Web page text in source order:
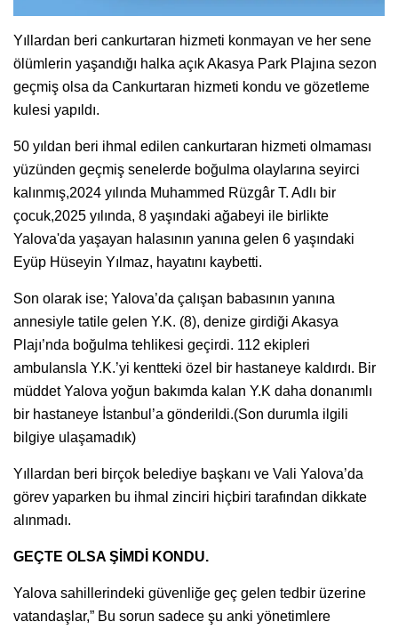
Yıllardan beri cankurtaran hizmeti konmayan ve her sene
ölümlerin yaşandığı halka açık Akasya Park Plajına sezon
geçmiş olsa da Cankurtaran hizmeti kondu ve gözetleme
kulesi yapıldı.
50 yıldan beri ihmal edilen cankurtaran hizmeti olmaması
yüzünden geçmiş senelerde boğulma olaylarına seyirci
kalınmış,2024 yılında Muhammed Rüzgâr T. Adlı bir
çocuk,2025 yılında, 8 yaşındaki ağabeyi ile birlikte
Yalova'da yaşayan halasının yanına gelen 6 yaşındaki
Eyüp Hüseyin Yılmaz, hayatını kaybetti.
Son olarak ise; Yalova’da çalışan babasının yanına
annesiyle tatile gelen Y.K. (8), denize girdiği Akasya
Plajı’nda boğulma tehlikesi geçirdi. 112 ekipleri
ambulansla Y.K.’yi kentteki özel bir hastaneye kaldırdı. Bir
müddet Yalova yoğun bakımda kalan Y.K daha donanımlı
bir hastaneye İstanbul’a gönderildi.(Son durumla ilgili
bilgiye ulaşamadık)
Yıllardan beri birçok belediye başkanı ve Vali Yalova’da
görev yaparken bu ihmal zinciri hiçbiri tarafından dikkate
alınmadı.
GEÇTE OLSA ŞİMDİ KONDU.
Yalova sahillerindeki güvenliğe geç gelen tedbir üzerine
vatandaşlar,” Bu sorun sadece şu anki yönetimlere